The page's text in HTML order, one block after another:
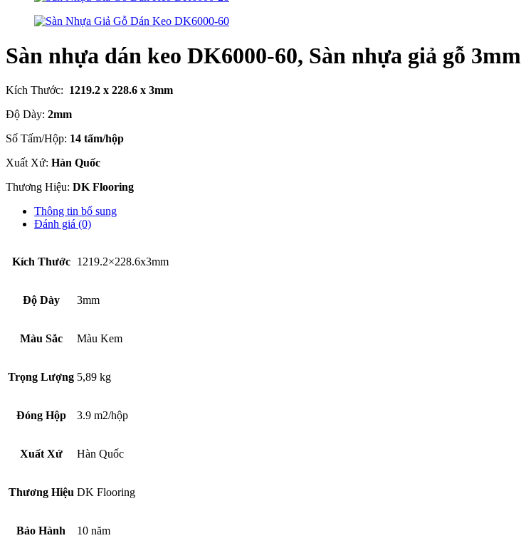
Sàn nhựa dán keo DK6000-60, Sàn nhựa giả gỗ 3mm
Kích Thước: 1219.2 x 228.6 x 3mm
Độ Dày: 2mm
Số Tấm/Hộp: 14 tấm/hộp
Xuất Xứ: Hàn Quốc
Thương Hiệu: DK Flooring
Thông tin bổ sung
Đánh giá (0)
Kích Thước 1219.2×228.6x3mm
Độ Dày 3mm
Màu Sắc Màu Kem
Trọng Lượng 5,89 kg
Đóng Hộp 3.9 m2/hộp
Xuất Xứ Hàn Quốc
Thương Hiệu DK Flooring
Bảo Hành 10 năm